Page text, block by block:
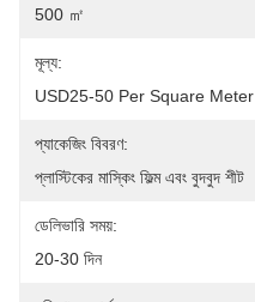
500 ㎡
মূল্য:
USD25-50 Per Square Meter
প্যাকেজিং বিবরণ:
প্লাস্টিকের মাস্কিং ফিল্ম এবং বুদবুদ শীট
ডেলিভারি সময়:
20-30 দিন